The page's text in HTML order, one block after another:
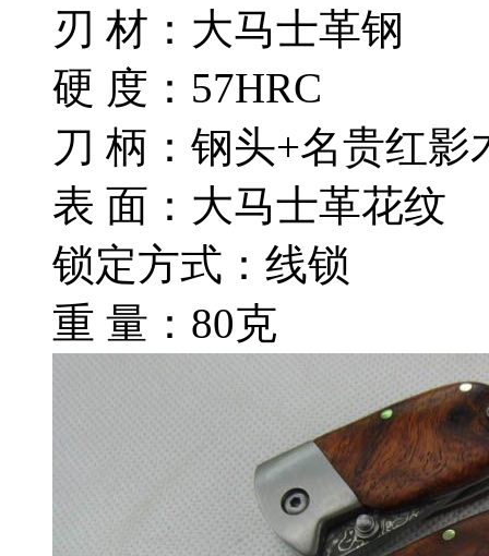
刃 材：大马士革钢
硬 度：57HRC
刀 柄：钢头+名贵红影
表 面：大马士革花纹
锁定方式：线锁
重 量：80克